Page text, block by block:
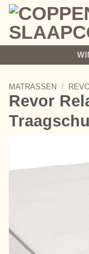
Ga
inhoud
MATRASSEN /
Revor